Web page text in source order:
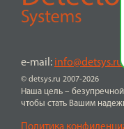
© detsys.ru 2007-2026
e-mail: info@detsys.ru
Наша цель –
чтобы стать Вашим